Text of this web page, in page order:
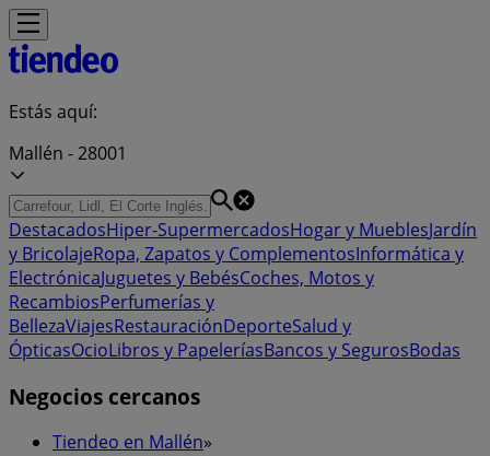
Estás aquí:
Mallén - 28001
DestacadosHiper-SupermercadosHogar y MueblesJardín
y BricolajeRopa, Zapatos y ComplementosInformática y
ElectrónicaJuguetes y BebésCoches, Motos y
RecambiosPerfumerías y
BellezaViajesRestauraciónDeporteSalud y
ÓpticasOcioLibros y PapeleríasBancos y SegurosBodas
Negocios cercanos
Tiendeo en Mallén»